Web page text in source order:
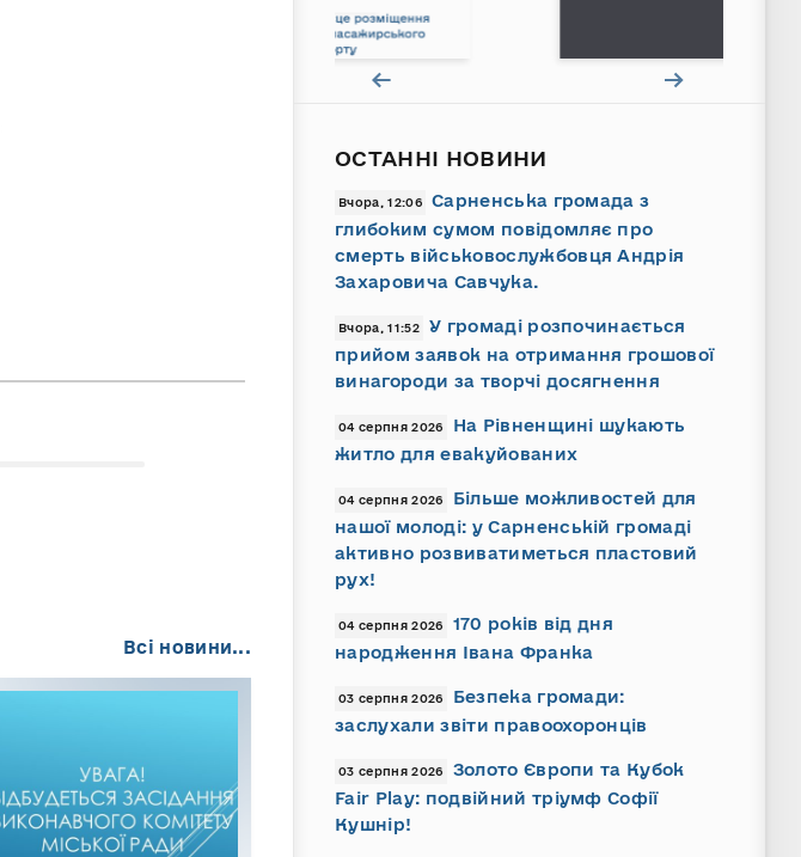
Всі новини...
ОСТАННІ НОВИНИ
Вчора, 12:06
Сарненська громада з
глибоким сумом повідомляє про
смерть військовослужбовця Андрія
Захаровича Савчука.
Вчора, 11:52
У громаді розпочинається
прийом заявок на отримання грошової
винагороди за творчі досягнення
04 серпня 2026
На Рівненщині шукають
житло для евакуйованих
04 серпня 2026
Більше можливостей для
нашої молоді: у Сарненській громаді
активно розвиватиметься пластовий
рух!
04 серпня 2026
170 років від дня
народження Івана Франка
03 серпня 2026
Безпека громади:
заслухали звіти правоохоронців
03 серпня 2026
Золото Європи та Кубок
Fair Play: подвійний тріумф Софії
Кушнір!